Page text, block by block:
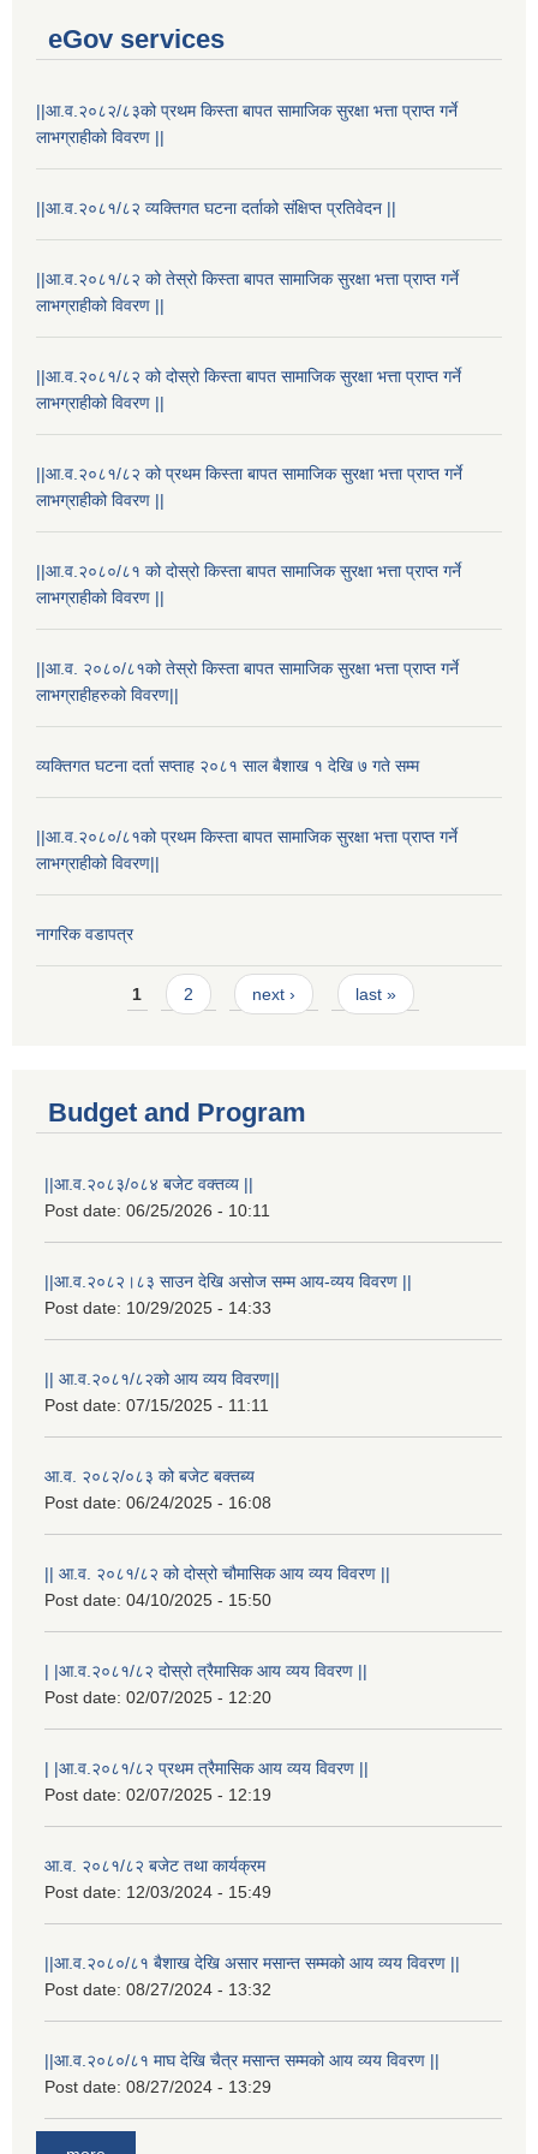
eGov services
||आ.व.२०८२/८३को प्रथम किस्ता बापत सामाजिक सुरक्षा भत्ता प्राप्त गर्ने
लाभग्राहीको विवरण ||
||आ.व.२०८१/८२ व्यक्तिगत घटना दर्ताको संक्षिप्त प्रतिवेदन ||
||आ.व.२०८१/८२ को तेस्रो किस्ता बापत सामाजिक सुरक्षा भत्ता प्राप्त गर्ने
लाभग्राहीको विवरण ||
||आ.व.२०८१/८२ को दोस्रो किस्ता बापत सामाजिक सुरक्षा भत्ता प्राप्त गर्ने
लाभग्राहीको विवरण ||
||आ.व.२०८१/८२ को प्रथम किस्ता बापत सामाजिक सुरक्षा भत्ता प्राप्त गर्ने
लाभग्राहीको विवरण ||
||आ.व.२०८०/८१ को दोस्रो किस्ता बापत सामाजिक सुरक्षा भत्ता प्राप्त गर्ने
लाभग्राहीको विवरण ||
||आ.व. २०८०/८१को तेस्रो किस्ता बापत सामाजिक सुरक्षा भत्ता प्राप्त गर्ने
लाभग्राहीहरुको विवरण||
व्यक्तिगत घटना दर्ता सप्ताह २०८१ साल बैशाख १ देखि ७ गते सम्म
||आ.व.२०८०/८१को प्रथम किस्ता बापत सामाजिक सुरक्षा भत्ता प्राप्त गर्ने
लाभग्राहीको विवरण||
नागरिक वडापत्र
Pages1 2 next › last »
Budget and Program
||आ.व.२०८३/०८४ बजेट वक्तव्य ||
Post date: 06/25/2026 - 10:11
||आ.व.२०८२।८३ साउन देखि असोज सम्म आय-व्यय विवरण ||
Post date: 10/29/2025 - 14:33
|| आ.व.२०८१/८२को आय व्यय विवरण||
Post date: 07/15/2025 - 11:11
आ.व. २०८२/०८३ को बजेट बक्तब्य
Post date: 06/24/2025 - 16:08
|| आ.व. २०८१/८२ को दोस्रो चौमासिक आय व्यय विवरण ||
Post date: 04/10/2025 - 15:50
| |आ.व.२०८१/८२ दोस्रो त्रैमासिक आय व्यय विवरण ||
Post date: 02/07/2025 - 12:20
| |आ.व.२०८१/८२ प्रथम त्रैमासिक आय व्यय विवरण ||
Post date: 02/07/2025 - 12:19
आ.व. २०८१/८२ बजेट तथा कार्यक्रम
Post date: 12/03/2024 - 15:49
||आ.व.२०८०/८१ बैशाख देखि असार मसान्त सम्मको आय व्यय विवरण ||
Post date: 08/27/2024 - 13:32
||आ.व.२०८०/८१ माघ देखि चैत्र मसान्त सम्मको आय व्यय विवरण ||
Post date: 08/27/2024 - 13:29